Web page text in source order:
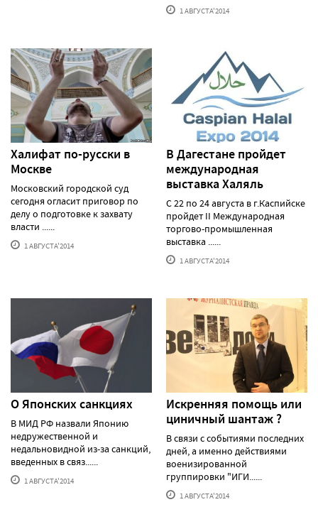
1 АВГУСТА'2014
Халифат по-русски в
Москве
Московский городской суд
сегодня огласит приговор по
делу о подготовке к захвату
власти ......
1 АВГУСТА'2014
В Дагестане пройдет
международная
выставка Халяль
С 22 по 24 августа в г.Каспийске
пройдет II Международная
торгово-промышленная
выставка ......
1 АВГУСТА'2014
О Японских санкциях
В МИД РФ назвали Японию
недружественной и
недальновидной из-за санкций,
введенных в связ......
1 АВГУСТА'2014
Искренняя помощь или
циничный шантаж ?
В связи с событиями последних
дней, а именно действиями
военизированной
группировки "ИГИ......
1 АВГУСТА'2014